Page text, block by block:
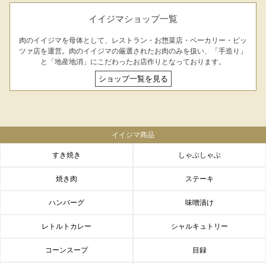
FACEBOOK LINE
イイジマショップ一覧
肉のイイジマを母体として、レストラン・お惣菜店・ベーカリー・ピッ
ツァ店を運営。肉のイイジマの厳選されたお肉のみを扱い、「手造り」
と「地産地消」にこだわったお店作りとなっております。
ショップ一覧を見る
イイジマ商品
すき焼き しゃぶしゃぶ
焼き肉 ステーキ
ハンバーグ 味噌漬け
レトルトカレー シャルキュトリー
コーンスープ 目録